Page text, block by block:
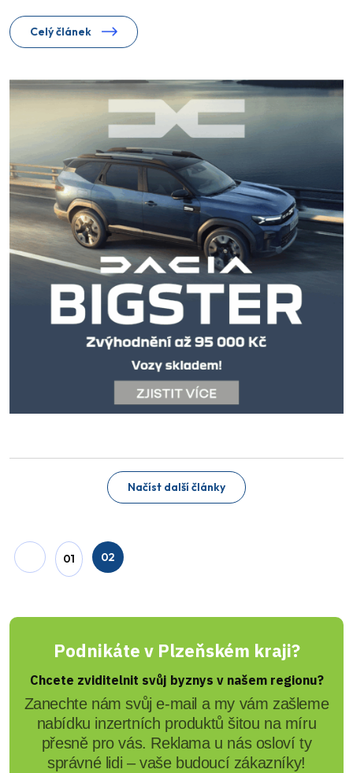
Celý článek
Načíst další články
01 02
Podnikáte v Plzeňském kraji?
Chcete zviditelnit svůj byznys v našem regionu?
Zanechte nám svůj e-mail a my vám zašleme
nabídku inzertních produktů šitou na míru
přesně pro vás. Reklama u nás osloví ty
správné lidi – vaše budoucí zákazníky!